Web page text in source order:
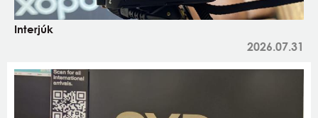
Interjúk
2026.07.31